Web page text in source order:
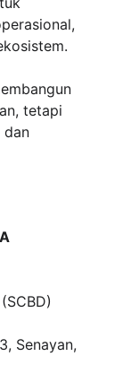
tetapi
dan
Senayan,